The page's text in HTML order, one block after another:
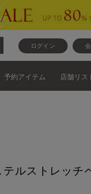
ログイン
予約アイテム 店舗リス
ルストレッチ